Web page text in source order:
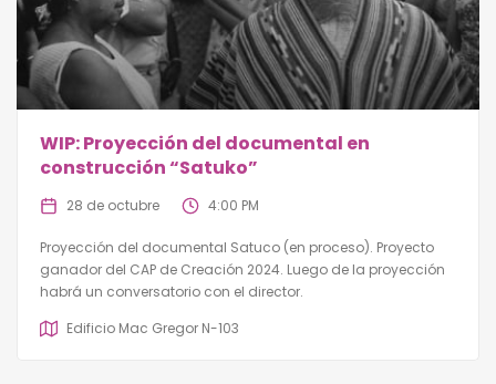
WIP: Proyección del documental en
construcción “Satuko”
28 de octubre 4:00 PM
Proyección del documental Satuco (en proceso). Proyecto
ganador del CAP de Creación 2024. Luego de la proyección
habrá un conversatorio con el director.
Edificio Mac Gregor N-103